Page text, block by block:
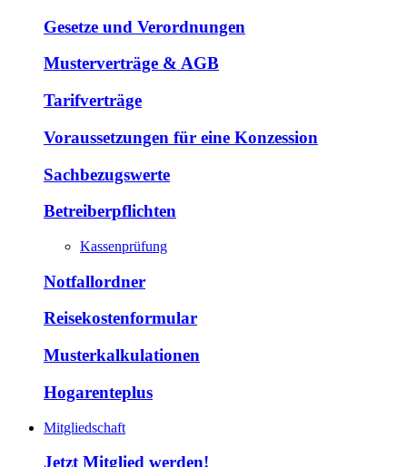
Gesetze und Verordnungen
Musterverträge & AGB
Tarifverträge
Voraussetzungen für eine Konzession
Sachbezugswerte
Betreiberpflichten
Kassenprüfung
Notfallordner
Reisekostenformular
Musterkalkulationen
Hogarenteplus
Mitgliedschaft
Jetzt Mitglied werden!